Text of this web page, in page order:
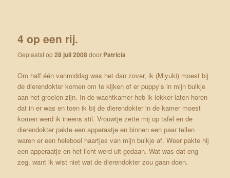
4 op een rij.
Geplaatst op28 juli 2008door Patricia
Om half één vanmiddag was het dan zover, ik (Miyuki) moest bij
de dierendokter komen om te kijken of er puppy’s in mijn buikje
aan het groeien zijn. In de wachtkamer heb ik lekker laten horen
dat in er was en toen ik bij de dierendokter in de kamer moest
komen werd ik ineens stil. Vrouwtje zette mij op tafel en de
dierendokter pakte een apperaatje en binnen een paar tellen
waren er een heleboel haartjes van mijn buikje af. Weer pakte hij
een apperaatje en het licht werd uit gedaan. Wat was dat eng
zeg, want ik wist niet wat de dierendokter zou gaan doen.